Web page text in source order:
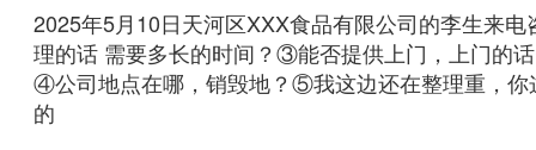
2025年5月10日天河区XXX食品有限公司的李生来
理的话 需要多长的时间？③能否提供上门，上门的
④公司地点在哪，销毁地？⑤我这边还在整理重，你
的